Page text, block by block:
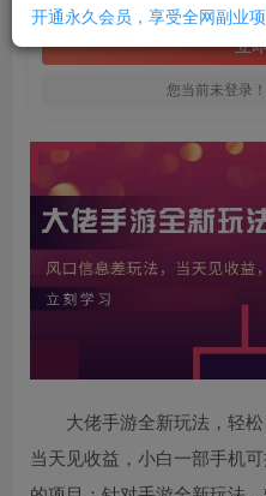
立
您当前未登录
大佬手游全新玩法，轻
当天见收益，小白一部手机
开通永久会员，享受全网副业